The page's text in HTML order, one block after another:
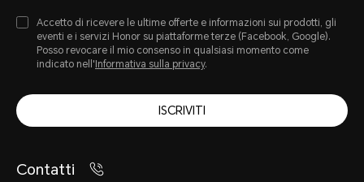
Accetto di ricevere le ultime offerte e informazioni sui prodotti, gli
eventi e i servizi Honor su piattaforme terze (Facebook, Google).
Posso revocare il mio consenso in qualsiasi momento come
indicato nell' Informativa sulla privacy.
ISCRIVITI
Contatti